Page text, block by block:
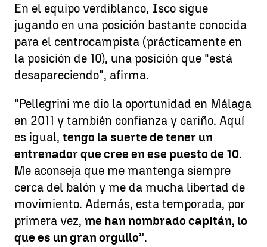
En el equipo verdiblanco, Isco sigue
jugando en una posición bastante conocida
para el centrocampista (prácticamente en
la posición de 10), una posición que "está
desapareciendo", afirma.
"Pellegrini me dio la oportunidad en Málaga
en 2011 y también confianza y cariño. Aquí
es igual, tengo la suerte de tener un
entrenador que cree en ese puesto de 10.
Me aconseja que me mantenga siempre
cerca del balón y me da mucha libertad de
movimiento. Además, esta temporada, por
primera vez, me han nombrado capitán, lo
que es un gran orgullo”.